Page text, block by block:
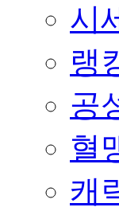
시
랭
공
혈
캐